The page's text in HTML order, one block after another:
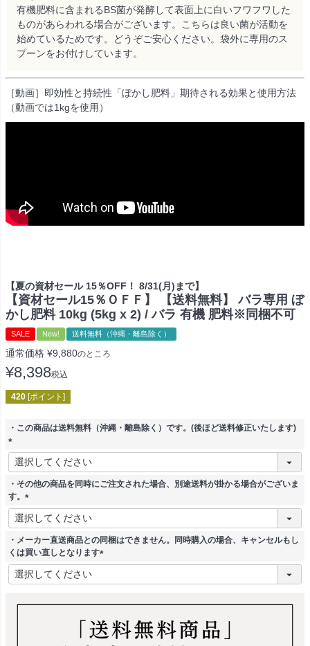
有機肥料に含まれるBS菌が発酵して表面上に白いフワフワした
ものがあらわれる場合がございます。こちらは良い菌が活動を
始めているためです。どうぞご安心ください。袋外に専用のス
プーンをお付けしています。
［動画］即効性と持続性「ぼかし肥料」期待される効果と使用方法
（動画では1kgを使用）
【夏の資材セール 15％OFF！ 8/31(月)まで】
【資材セール15％ＯＦＦ】 【送料無料】 バラ専用 ぼ
かし肥料 10kg (5kg x 2) / バラ 有機 肥料※同梱不可
SALE New! 送料無料（沖縄・離島除く）
通常価格 ¥9,880のところ
¥8,398税込
420 [ポイント]
・この商品は送料無料（沖縄・離島除く）です。(後ほど送料修正いたします)
(
必
須
)
・その他の商品を同時にご注文された場合、別途送料が掛かる場合がございま
す。
(
必
須
)
・メーカー直送商品との同梱はできません。同時購入の場合、キャンセルもし
くは買い直しとなります
(
)